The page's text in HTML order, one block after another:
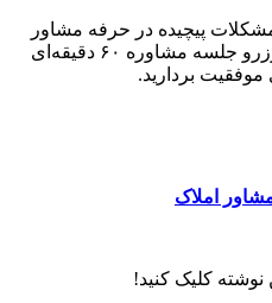
پیچیده در حرفه مشاور
املاک هستید، همین امروز برای رزرو جلسه مشاوره ۶۰ دقیقه‌ای
موفقیت بردارید.
املاک
نوشته کلیک کنید!